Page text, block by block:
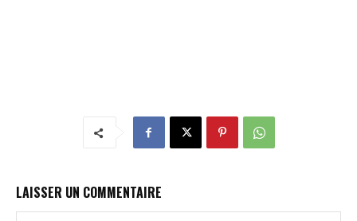
LAISSER UN COMMENTAIRE